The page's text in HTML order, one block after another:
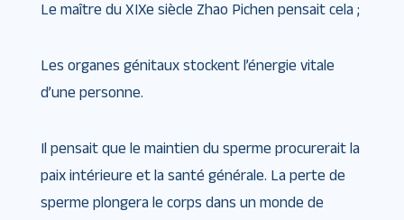
Le maître du XIXe siècle Zhao Pichen pensait cela ;
Les organes génitaux stockent l’énergie vitale
d’une personne.
Il pensait que le maintien du sperme procurerait la
paix intérieure et la santé générale. La perte de
sperme plongera le corps dans un monde de